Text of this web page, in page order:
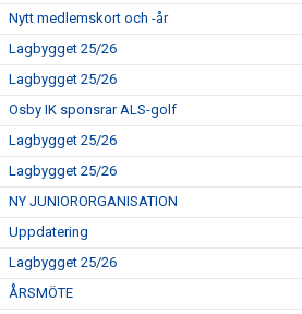
Nytt medlemskort och -år
Lagbygget 25/26
Lagbygget 25/26
Osby IK sponsrar ALS-golf
Lagbygget 25/26
Lagbygget 25/26
NY JUNIORORGANISATION
Uppdatering
Lagbygget 25/26
ÅRSMÖTE